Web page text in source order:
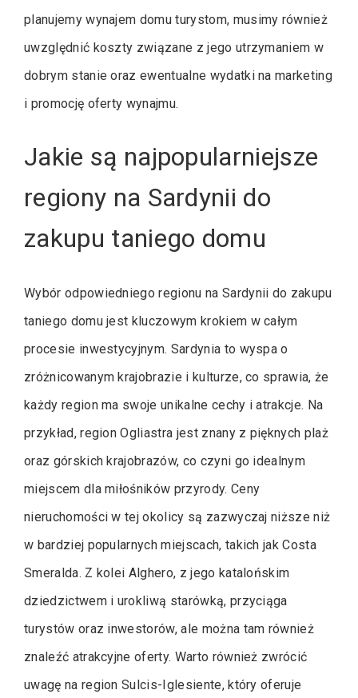
planujemy wynajem domu turystom, musimy również
uwzględnić koszty związane z jego utrzymaniem w
dobrym stanie oraz ewentualne wydatki na marketing
i promocję oferty wynajmu.
Jakie są najpopularniejsze
regiony na Sardynii do
zakupu taniego domu
Wybór odpowiedniego regionu na Sardynii do zakupu
taniego domu jest kluczowym krokiem w całym
procesie inwestycyjnym. Sardynia to wyspa o
zróżnicowanym krajobrazie i kulturze, co sprawia, że
każdy region ma swoje unikalne cechy i atrakcje. Na
przykład, region Ogliastra jest znany z pięknych plaż
oraz górskich krajobrazów, co czyni go idealnym
miejscem dla miłośników przyrody. Ceny
nieruchomości w tej okolicy są zazwyczaj niższe niż
w bardziej popularnych miejscach, takich jak Costa
Smeralda. Z kolei Alghero, z jego katalońskim
dziedzictwem i urokliwą starówką, przyciąga
turystów oraz inwestorów, ale można tam również
znaleźć atrakcyjne oferty. Warto również zwrócić
uwagę na region Sulcis-Iglesiente, który oferuje